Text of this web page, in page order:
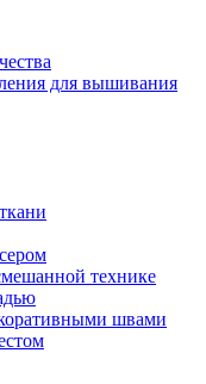
для вышивания
технике
швами